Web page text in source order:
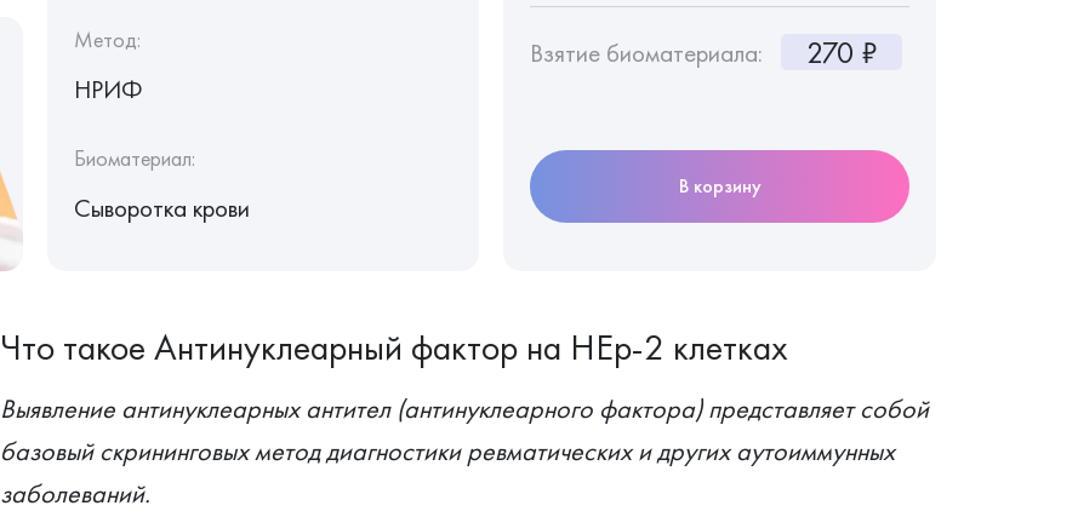
Метод:
НРИФ
Биоматериал:
Сыворотка крови
Взятие биоматериала: 270 ₽
В корзину
Что такое Антинуклеарный фактор на НЕр-2 клетках
Выявление антинуклеарных антител (антинуклеарного фактора) представляет собой
базовый скрининговых метод диагностики ревматических и других аутоиммунных
заболеваний.